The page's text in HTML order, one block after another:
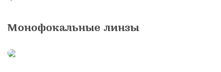
Монофокальные линзы